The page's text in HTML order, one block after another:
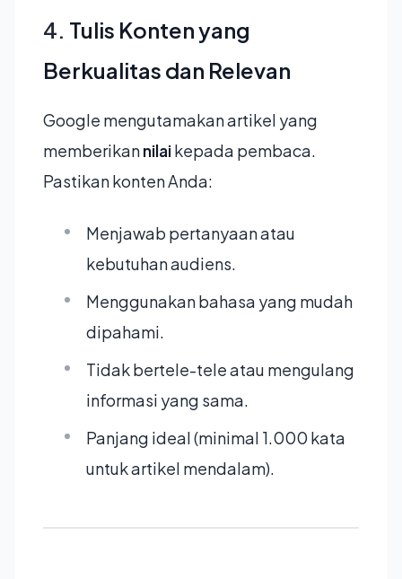
4. Tulis Konten yang
Berkualitas dan Relevan
Google mengutamakan artikel yang
memberikannilaikepada pembaca.
Pastikan konten Anda:
Menjawab pertanyaan atau
kebutuhan audiens.
Menggunakan bahasa yang mudah
dipahami.
Tidak bertele-tele atau mengulang
informasi yang sama.
Panjang ideal (minimal 1.000 kata
untuk artikel mendalam).